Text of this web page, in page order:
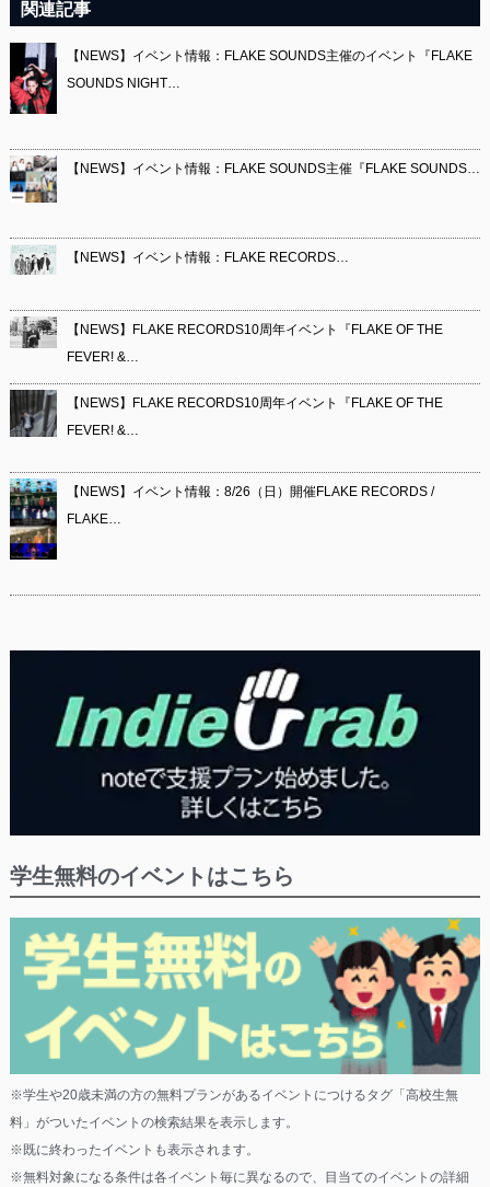
関連記事
【NEWS】イベント情報：FLAKE SOUNDS主催のイベント『FLAKE
SOUNDS NIGHT…
【NEWS】イベント情報：FLAKE SOUNDS主催『FLAKE SOUNDS…
【NEWS】イベント情報：FLAKE RECORDS…
【NEWS】FLAKE RECORDS10周年イベント『FLAKE OF THE
FEVER! &…
【NEWS】FLAKE RECORDS10周年イベント『FLAKE OF THE
FEVER! &…
【NEWS】イベント情報：8/26（日）開催FLAKE RECORDS /
FLAKE…
学生無料のイベントはこちら
※学生や20歳未満の方の無料プランがあるイベントにつけるタグ「高校生無
料」がついたイベントの検索結果を表示します。
※既に終わったイベントも表示されます。
※無料対象になる条件は各イベント毎に異なるので、目当てのイベントの詳細